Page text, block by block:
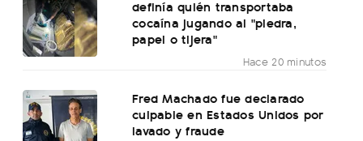
definía quién transportaba
cocaína jugando al "piedra,
papel o tijera"
Hace 20 minutos
Fred Machado fue declarado
culpable en Estados Unidos por
lavado y fraude